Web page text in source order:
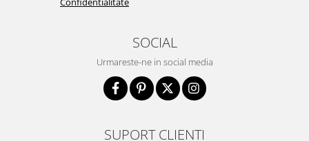
SOCIAL
Urmareste-ne in social media
SUPORT CLIENTI